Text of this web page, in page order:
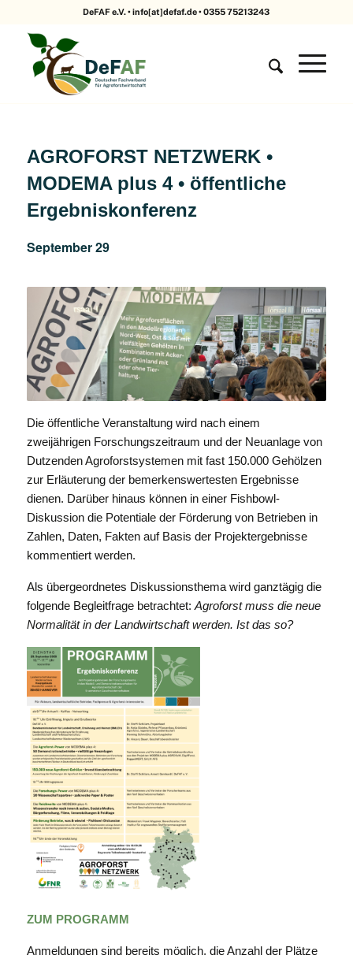
DeFAF e.V. • info[at]defaf.de • 0355 75213243
AGROFORST NETZWERK •
MODEMA plus 4 • öffentliche
Ergebniskonferenz
September 29
Die öffentliche Veranstaltung wird nach einem
zweijährigen Forschungszeitraum und der Neuanlage von
Dutzenden Agroforstsystemen mit fast 150.000 Gehölzen
zur Erläuterung der bemerkenswertesten Ergebnisse
dienen. Darüber hinaus können in einer Fishbowl-
Diskussion die Potentiale der Förderung von Betrieben in
Zahlen, Daten, Fakten auf Basis der Projektergebnisse
kommentiert werden.
Als übergeordnetes Diskussionsthema wird ganztägig die
folgende Begleitfrage betrachtet: Agroforst muss die neue
Normalität in der Landwirtschaft werden. Ist das so?
ZUM PROGRAMM
Anmeldungen sind bereits möglich, die Anzahl der Plätze